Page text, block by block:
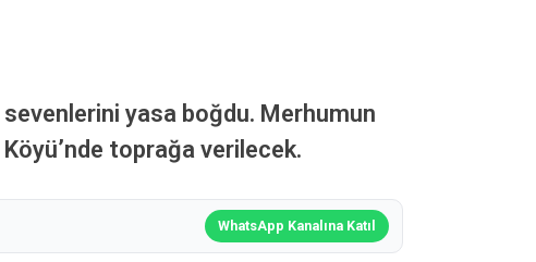
sevenlerini yasa boğdu. Merhumun
Köyü’nde toprağa verilecek.
WhatsApp Kanalına Katıl